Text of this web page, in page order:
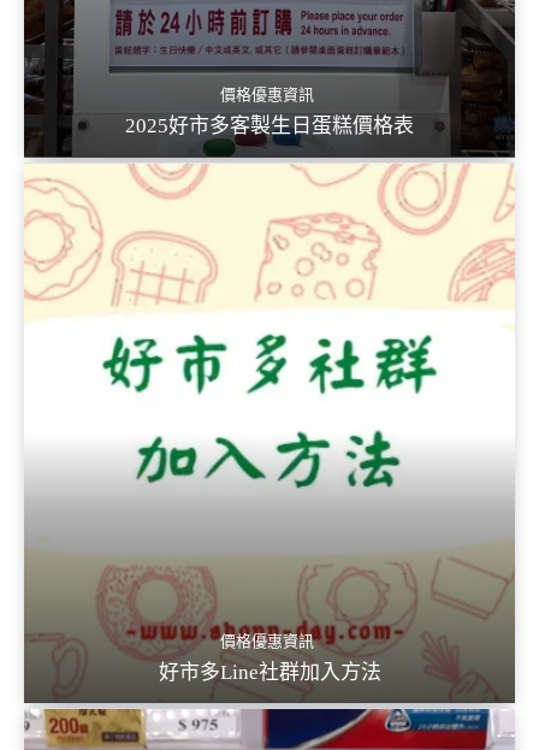
價格優惠資訊
2025好市多客製生日蛋糕價格表
價格優惠資訊
好市多Line社群加入方法